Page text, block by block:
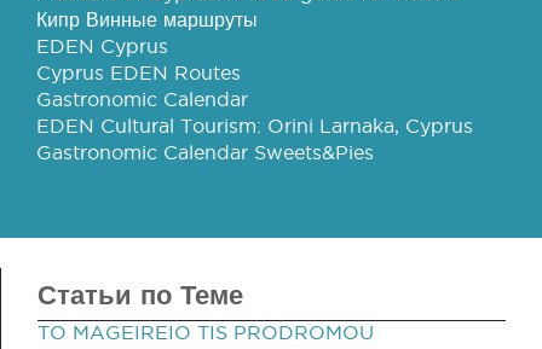
Кипр Винные маршруты
EDEN Cyprus
Cyprus EDEN Routes
Gastronomic Calendar
EDEN Cultural Tourism: Orini Larnaka, Cyprus
Gastronomic Calendar Sweets&Pies
Статьи по Теме
TO MAGEIREIO TIS PRODROMOU